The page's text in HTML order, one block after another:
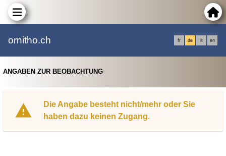
ornitho.ch fr de it en
ANGABEN ZUR BEOBACHTUNG
Die Angabe besteht nicht/mehr oder Sie
haben dazu keinen Zugang.